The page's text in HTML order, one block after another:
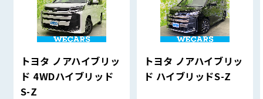
トヨタ ノアハイブリッ
ド 4WDハイブリッド
S-Z
トヨタ ノアハイブリッ
ド ハイブリッドS-Z